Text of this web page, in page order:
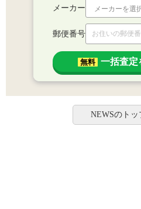
メーカー
郵便番号
無料 一括査定
NEWSのトッ